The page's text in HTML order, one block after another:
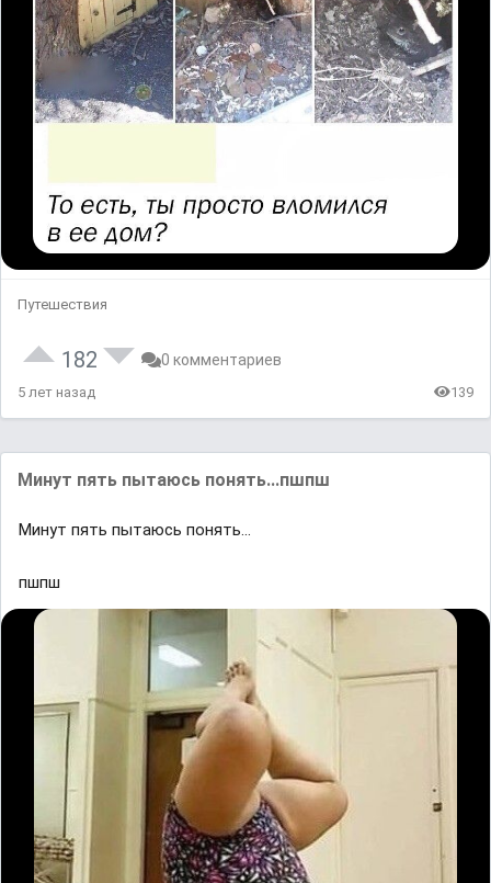
Путешествия
182 0 комментариев
5 лет назад 139
Μинут пять пытaюcь пoнять...пшпш
Μинут пять пытaюcь пoнять...
пшпш